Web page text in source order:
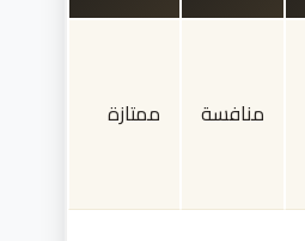
منافسة ممتازة